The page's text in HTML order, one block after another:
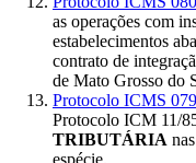
as operações com
estabelecimentos
contrato de
de Mato Grosso do
Protocolo ICMS
Protocolo ICM 11/
TRIBUTÁRIA
espécie.